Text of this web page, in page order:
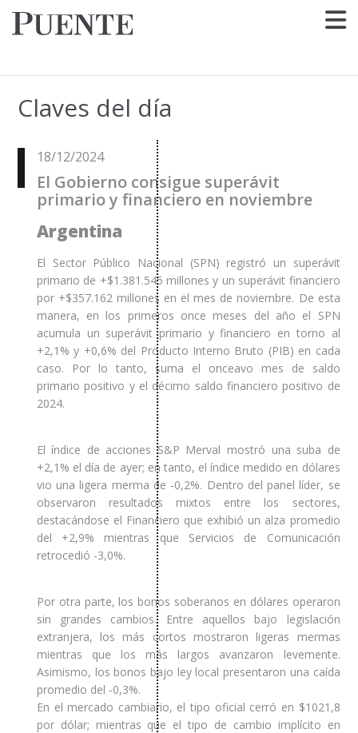
Claves del día
18/12/2024
El Gobierno consigue superávit
primario y financiero en noviembre
Argentina
El Sector Público Nacional (SPN) registró un superávit
primario de +$1.381.545 millones y un superávit financiero
por +$357.162 millones en el mes de noviembre. De esta
manera, en los primeros once meses del año el SPN
acumula un superávit primario y financiero en torno al
+2,1% y +0,6% del Producto Interno Bruto (PIB) en cada
caso. Por lo tanto, suma el onceavo mes de saldo
primario positivo y el décimo saldo financiero positivo de
2024.
El índice de acciones S&P Merval mostró una suba de
+2,1% el día de ayer; en tanto, el índice medido en dólares
vio una ligera merma de -0,2%. Dentro del panel líder, se
observaron resultados mixtos entre los sectores,
destacándose el Financiero que exhibió un alza promedio
del +2,9% mientras que Servicios de Comunicación
retrocedió -3,0%.
Por otra parte, los bonos soberanos en dólares operaron
sin grandes cambios. Entre aquellos bajo legislación
extranjera, los más cortos mostraron ligeras mermas
mientras que los más largos avanzaron levemente.
Asimismo, los bonos bajo ley local presentaron una caída
promedio del -0,3%.
En el mercado cambiario, el tipo oficial cerró en $1021,8
por dólar; mientras que el tipo de cambio implícito en